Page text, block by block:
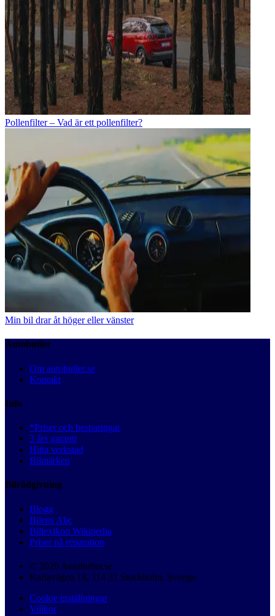
Pollenfilter – Vad är ett pollenfilter?
Min bil drar åt höger eller vänster
Autobutler
Om autobutler.se
Kontakt
Info
*Priser och besparingar
3 års garanti
Hitta verkstad
Bilmärken
Bilrådgivning
Blogg
Bilens Abc
Billexikon Wikipedia
Priser på reparation
© 2026 Autobutler.se
Karlavägen 18, 114 31 Stockholm, Sverige
Cookie inställningar
Villkor